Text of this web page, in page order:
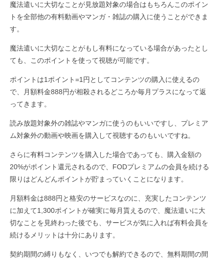
魔法遣いに大切なことが見放題対象の場合はもちろんこのポイン
トを全部他の有料動画やマンガ・雑誌の購入に使うことができま
す。
魔法遣いに大切なことがもし有料になっている場合があったとし
ても、このポイントを使って視聴が可能です。
ポイントは1ポイント=1円としてコンテンツの購入に使えるの
で、月額料金888円が相殺されるどころか毎月プラスになって返
ってきます。
読み放題対象外の雑誌やマンガに使うのもいいですし、プレミア
ム対象外の動画や映画を購入して視聴するのもいいですね。
さらに有料コンテンツを購入した場合であっても、購入金額の
20%がポイント還元されるので、FODプレミアムの会員を続ける
限りはどんどんポイントが貯まっていくことになります。
月額料金は888円と格安のサービスなのに、充実したコンテンツ
に加えて1,300ポイントが確実に毎月貰えるので、魔法遣いに大
切なことを見終わった後でも、サービスが気に入れば有料会員を
続けるメリットは十分にあります。
契約期間の縛りもなく、いつでも解約できるので、無料期間の間